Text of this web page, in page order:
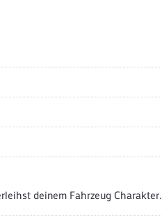
deinem Fahrzeug Charakter.